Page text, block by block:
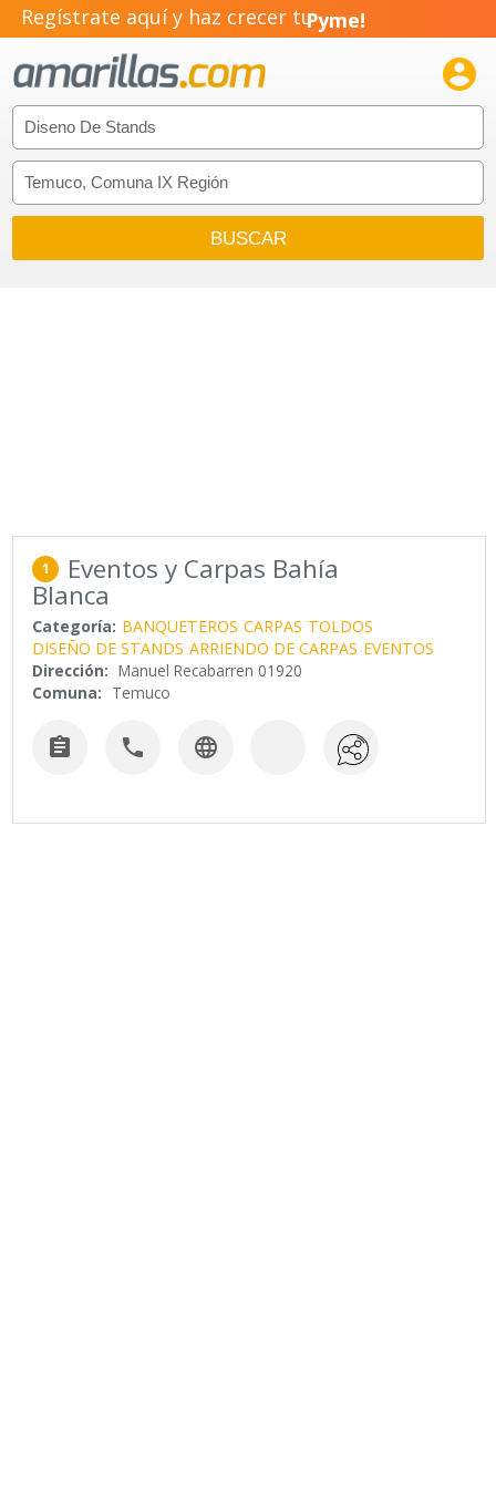
Regístrate aquí y haz crecer tuPyme!
Emprendimiento!

1 Eventos y Carpas Bahía
Blanca
Categoría: BANQUETEROS CARPAS TOLDOS
DISEÑO DE STANDS ARRIENDO DE CARPAS EVENTOS
Dirección: Manuel Recabarren 01920
Comuna: Temuco
  